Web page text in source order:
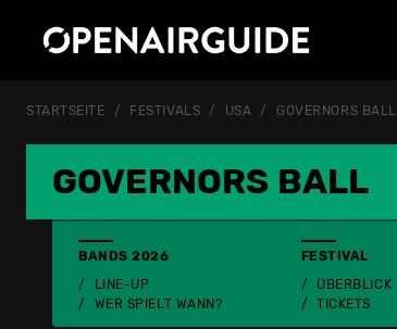
STARTSEITE FESTIVALS USA GOVERNORS BALL
GOVERNORS BALL
BANDS 2026
LINE-UP
WER SPIELT WANN?
FESTIVAL
ÜBERBLICK
TICKETS